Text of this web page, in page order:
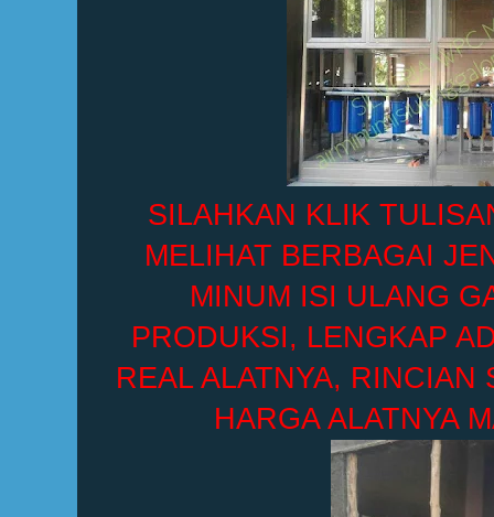
SILAHKAN KLIK
MELIHAT BERBAGAI
MINUM ISI ULANG
PRODUKSI, LENGKAP
REAL ALATNYA, RINCIAN
HARGA ALATNYA